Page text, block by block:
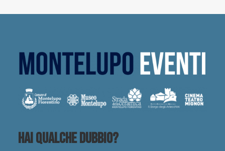
Hai qualche dubbio?